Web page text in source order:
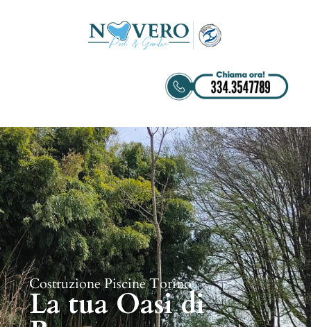
Costruzione Piscine Torino
La tua Oasi di